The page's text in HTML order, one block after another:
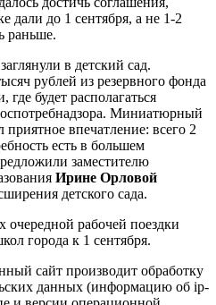
дали до 1 сентября, а не 1-2
раньше.
в детский сад.
рублей из резервного фонда
где будет располагаться
Миниатюрный
впечатление: всего 2
есть в большем
заместителю
Ирине Орловой
детского сада.
рабочей поездки
города к 1 сентября.
сайт производит обработку
данных (информацию об ip-